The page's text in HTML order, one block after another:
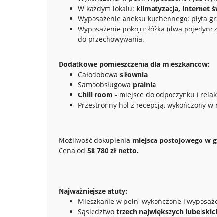
W każdym lokalu: klimatyzacja, Internet
Wyposażenie aneksu kuchennego: płyta
Wyposażenie pokoju: łóżka (dwa
do przechowywania.
Dodatkowe pomieszczenia dla mieszkańców:
Całodobowa siłownia
Samoobsługowa pralnia
Chill room - miejsce do odpoczynku i
Przestronny hol z recepcją, wykończony w
Możliwość dokupienia miejsca postojowego w
Cena od 58 780 zł netto.
Najważniejsze atuty:
Mieszkanie w pełni wykończone i
Sąsiedztwo trzech największych